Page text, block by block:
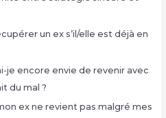
un ex s’il/elle est déjà en
je encore envie de revenir avec
du mal ?
ex ne revient pas malgré mes